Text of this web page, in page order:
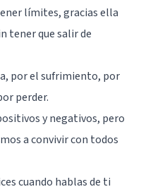
límites, gracias ella
tener que salir de
por el sufrimiento, por
perder.
y negativos, pero
a convivir con todos
cuando hablas de ti